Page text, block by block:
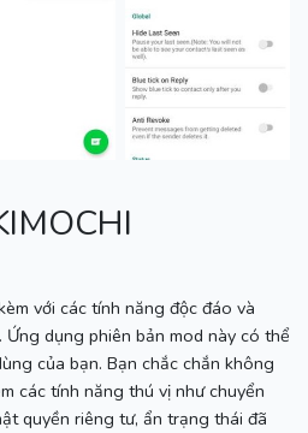
với các tính năng độc đáo và
Ứng dụng phiên bản mod này có thể
của bạn. Bạn chắc chắn không
các tính năng thú vị như chuyển
quyền riêng tư, ẩn trạng thái đã